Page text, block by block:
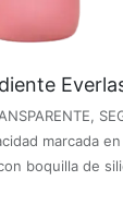
marcada
boquilla de